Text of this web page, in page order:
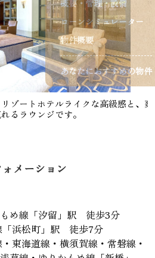
概要・管理・設備
ローンシミュレーター
物件概要
あなたにおすすめの物件
ゾートホテルライクな高級感と、爽
るラウンジです。
メーション
め線「汐留」駅 徒歩3分
浜松町」駅 徒歩7分
東海道線・横須賀線・常磐線・